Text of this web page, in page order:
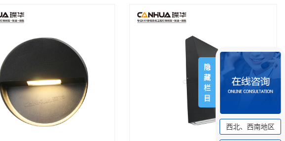
隐
藏
栏
目
西北、西南地区